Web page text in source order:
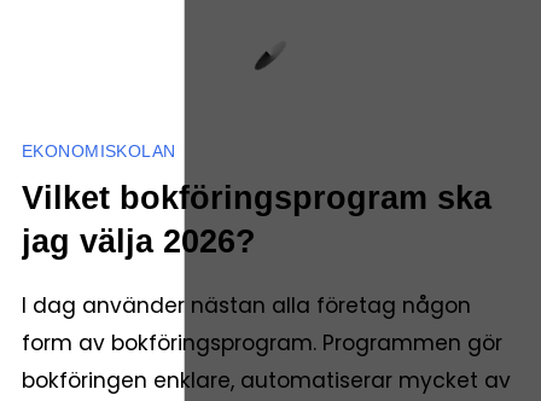
EKONOMISKOLAN
Vilket bokföringsprogram ska
jag välja 2026?
I dag använder nästan alla företag någon
form av bokföringsprogram. Programmen gör
bokföringen enklare, automatiserar mycket av